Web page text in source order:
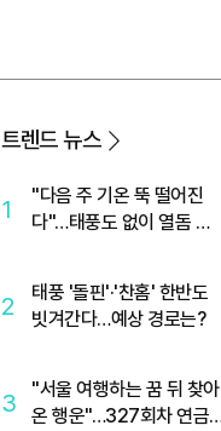
트렌드 뉴스
1
"다음 주 기온 뚝 떨어진
다"…태풍도 없이 열돔 박
2
태풍 '돌핀'·'찬홈' 한반도
빗겨간다…예상 경로는?
3
"서울 여행하는 꿈 뒤 찾아
온 행운"…327회차 연금